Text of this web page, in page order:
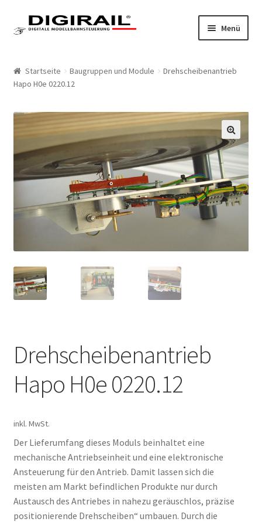
Zur Navigation springen
Springe zum Inhalt Menü
Produkte
LokLift System
LokLift
LokLift 2
Bestellliste
Kontakt
Startseite Baugruppen und Module
Drehscheibenantrieb
Hapo H0e 0220.12
🔍
Drehscheibenantrieb
Hapo H0e 0220.12
inkl. MwSt.
Der Lieferumfang dieses Moduls beinhaltet eine
mechanische Antriebseinheit und eine elektronische
Ansteuerung für den Antrieb. Damit lassen sich die
meisten am Markt befindlichen Produkte nur durch
Austausch des Antriebes in nahezu geräuschlos, präzise
positionierende Drehscheiben“ umbauen. Durch die